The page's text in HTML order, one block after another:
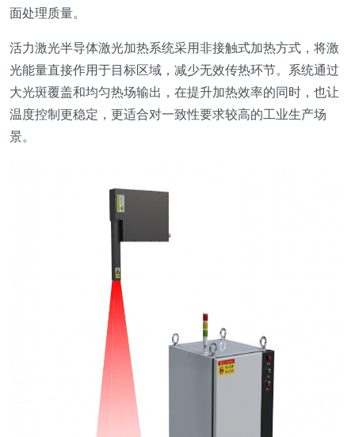
面处理质量。
活力激光半导体激光加热系统采用非接触式加热方式，将激
光能量直接作用于目标区域，减少无效传热环节。系统通过
大光斑覆盖和均匀热场输出，在提升加热效率的同时，也让
温度控制更稳定，更适合对一致性要求较高的工业生产场
景。